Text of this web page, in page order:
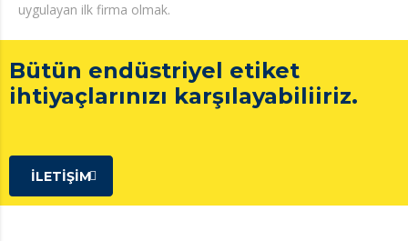
uygulayan ilk firma olmak.
Bütün endüstriyel etiket
ihtiyaçlarınızı karşılayabiliiriz.
ILETIŞIM